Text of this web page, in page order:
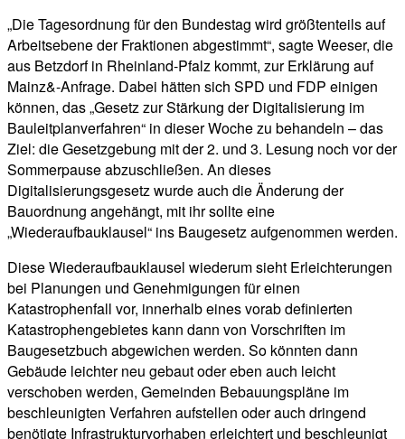
„Die Tagesordnung für den Bundestag wird größtenteils auf
Arbeitsebene der Fraktionen abgestimmt“, sagte Weeser, die
aus Betzdorf in Rheinland-Pfalz kommt, zur Erklärung auf
Mainz&-Anfrage. Dabei hätten sich SPD und FDP einigen
können, das „Gesetz zur Stärkung der Digitalisierung im
Bauleitplanverfahren“ in dieser Woche zu behandeln – das
Ziel: die Gesetzgebung mit der 2. und 3. Lesung noch vor der
Sommerpause abzuschließen. An dieses
Digitalisierungsgesetz wurde auch die Änderung der
Bauordnung angehängt, mit ihr sollte eine
„Wiederaufbauklausel“ ins Baugesetz aufgenommen werden.
Diese Wiederaufbauklausel wiederum sieht Erleichterungen
bei Planungen und Genehmigungen für einen
Katastrophenfall vor, innerhalb eines vorab definierten
Katastrophengebietes kann dann von Vorschriften im
Baugesetzbuch abgewichen werden. So könnten dann
Gebäude leichter neu gebaut oder eben auch leicht
verschoben werden, Gemeinden Bebauungspläne im
beschleunigten Verfahren aufstellen oder auch dringend
benötigte Infrastrukturvorhaben erleichtert und beschleunigt